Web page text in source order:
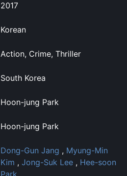
2017
Korean
Action, Crime, Thriller
South Korea
Hoon-jung Park
Hoon-jung Park
Dong-Gun Jang , Myung-Min
Kim , Jong-Suk Lee , Hee-soon